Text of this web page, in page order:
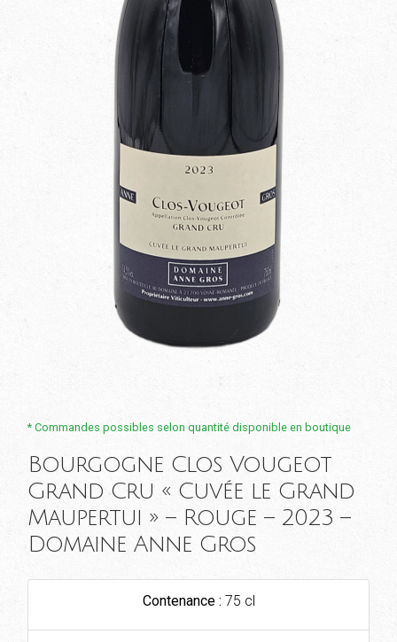
Validation de la commande
* Commandes possibles selon quantité disponible en boutique
Bourgogne Clos Vougeot
Grand Cru « Cuvée le Grand
Maupertui » – Rouge – 2023 –
Domaine Anne Gros
Contenance : 75 cl